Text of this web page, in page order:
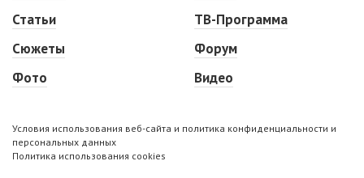
Статьи
Сюжеты
Фото
ТВ-Программа
Форум
Видео
Условия использования веб-сайта и политика конфиденциальности и
персональных данных
Политика использования cookies